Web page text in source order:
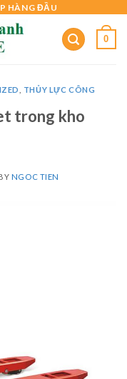
HÀNG ĐẦU
0
THỦY LỰC CÔNG
trong kho
NGOC TIEN